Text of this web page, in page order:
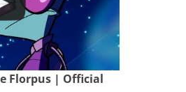
Florpus | Official